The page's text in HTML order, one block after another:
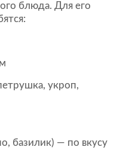
блюда. Для его
укроп,
базилик) — по вкусу